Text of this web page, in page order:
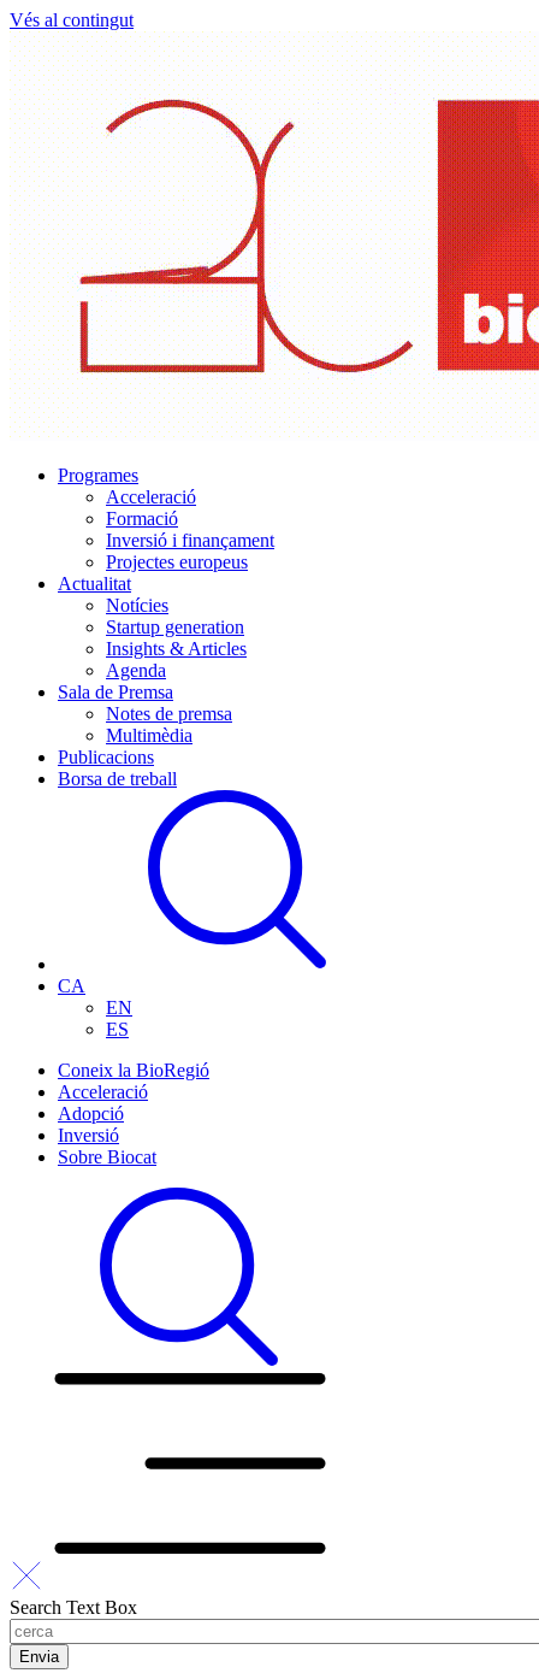
Vés al contingut
Programes
Acceleració
Formació
Inversió i finançament
Projectes europeus
Actualitat
Notícies
Startup generation
Insights & Articles
Agenda
Sala de Premsa
Notes de premsa
Multimèdia
Publicacions
Borsa de treball
CA
EN
ES
Coneix la BioRegió
Acceleració
Adopció
Inversió
Sobre Biocat
Search Text Box